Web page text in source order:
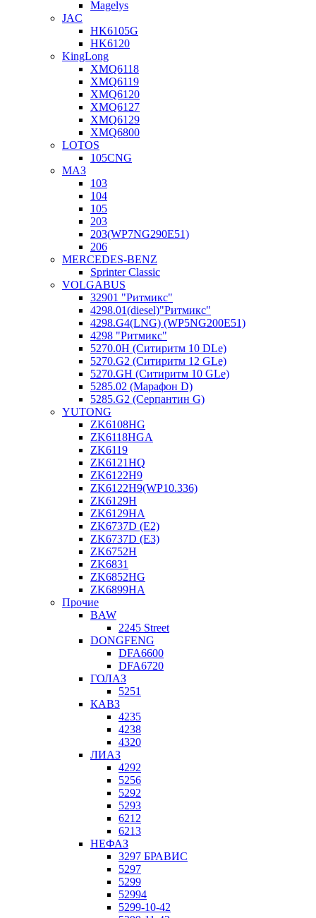
Magelys
JAC
HK6105G
HK6120
KingLong
XMQ6118
XMQ6119
XMQ6120
XMQ6127
XMQ6129
XMQ6800
LOTOS
105CNG
МАЗ
103
104
105
203
203(WP7NG290E51)
206
MERCEDES-BENZ
Sprinter Classic
VOLGABUS
32901 "Ритмикc"
4298.01(diesel)"Ритмикс"
4298.G4(LNG) (WP5NG200E51)
4298 "Ритмикс"
5270.0H (Ситиритм 10 DLe)
5270.G2 (Ситиритм 12 GLe)
5270.GH (Ситиритм 10 GLe)
5285.02 (Марафон D)
5285.G2 (Серпантин G)
YUTONG
ZK6108HG
ZK6118HGA
ZK6119
ZK6121HQ
ZK6122H9
ZK6122H9(WP10.336)
ZK6129H
ZK6129HA
ZK6737D (E2)
ZK6737D (E3)
ZK6752H
ZK6831
ZK6852HG
ZK6899HA
Прочие
BAW
2245 Street
DONGFENG
DFA6600
DFA6720
ГОЛАЗ
5251
КАВЗ
4235
4238
4320
ЛИАЗ
4292
5256
5292
5293
6212
6213
НЕФАЗ
3297 БРАВИС
5297
5299
52994
5299-10-42